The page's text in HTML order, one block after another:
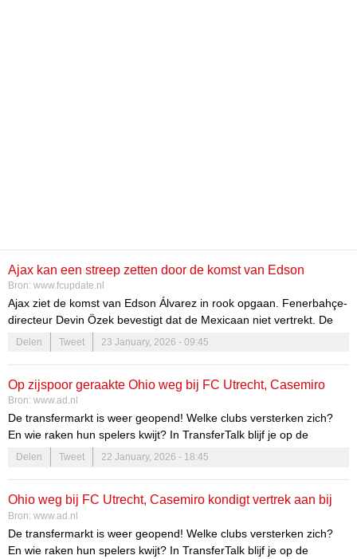
Ajax kan een streep zetten door de komst van Edson
Álvarez
Bron: www.fcupdate.nl
Ajax ziet de komst van Edson Álvarez in rook opgaan. Fenerbahçe-
directeur Devin Özek bevestigt dat de Mexicaan niet vertrekt. De
Telegraaf meldt dat Ajax ook andere opties overweegt, zoals Lucas
Torreira en Manuel Ugarte.
Delen Tweet 23 January, 2026 - 09:45
Op zijspoor geraakte Ohio weg bij FC Utrecht, Casemiro
kondigt vertrek aan bij Manchester United
Bron: www.ad.nl
De transfermarkt is weer geopend! Welke clubs versterken zich?
En wie raken hun spelers kwijt? In TransferTalk blijf je op de
hoogte!
Delen Tweet 22 January, 2026 - 18:45
Ohio weg bij FC Utrecht, Casemiro kondigt vertrek aan bij
ManUnited en Amerikaanse interesse in NAC-back
Bron: www.ad.nl
De transfermarkt is weer geopend! Welke clubs versterken zich?
En wie raken hun spelers kwijt? In TransferTalk blijf je op de